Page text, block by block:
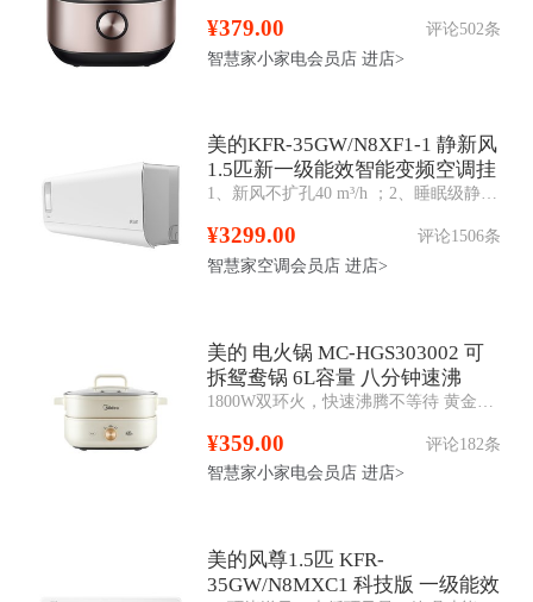
¥379.00
评论502条
智慧家小家电会员店 进店>
美的KFR-35GW/N8XF1-1 静新风
1.5匹新一级能效智能变频空调挂
机
¥3299.00
评论1506条
智慧家空调会员店 进店>
美的 电火锅 MC-HGS303002 可
拆鸳鸯锅 6L容量 八分钟速沸
¥359.00
评论182条
智慧家小家电会员店 进店>
美的风尊1.5匹 KFR-
35GW/N8MXC1 科技版 一级能效